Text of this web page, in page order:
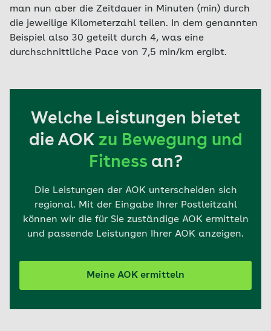
man nun aber die Zeitdauer in Minuten (min) durch
die jeweilige Kilometerzahl teilen. In dem genannten
Beispiel also 30 geteilt durch 4, was eine
durchschnittliche Pace von 7,5 min/km ergibt.
Welche Leistungen bietet
die AOK zu Bewegung und
Fitness an?
Die Leistungen der AOK unterscheiden sich
regional. Mit der Eingabe Ihrer Postleitzahl
können wir die für Sie zuständige AOK ermitteln
und passende Leistungen Ihrer AOK anzeigen.
Meine AOK ermitteln